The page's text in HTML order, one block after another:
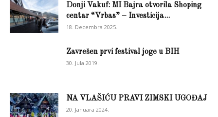
Donji Vakuf: MI Bajra otvorila Shoping
centar “Vrbas” – Investicija...
18. Decembra 2025.
Zavrešen prvi festival joge u BIH
30. Jula 2019.
NA VLAŠIĆU PRAVI ZIMSKI UGOĐAJ
20. Januara 2024.